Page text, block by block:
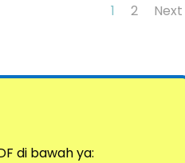
1 2 Next
di bawah ya: